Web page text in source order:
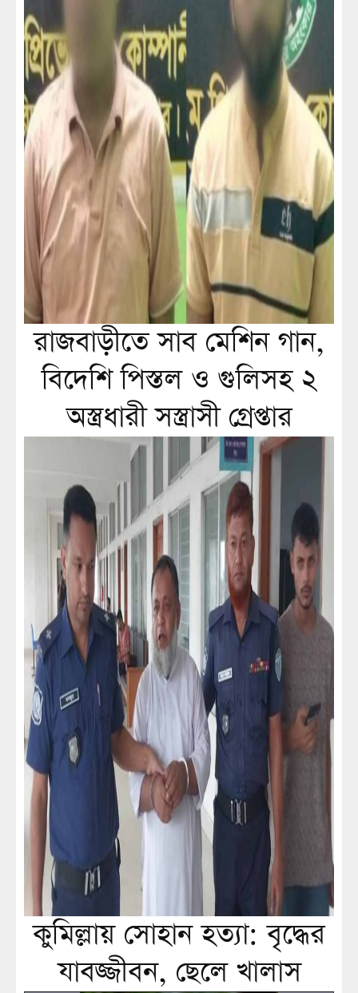
রাজবাড়ীতে সাব মেশিন গান,
বিদেশি পিস্তল ও গুলিসহ ২
অস্ত্রধারী সস্ত্রাসী গ্রেপ্তার
কুমিল্লায় সোহান হত্যা: বৃদ্ধের
যাবজ্জীবন, ছেলে খালাস